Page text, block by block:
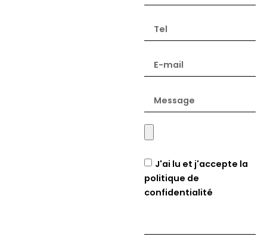
J'ai lu et j'accepte la
politique de
confidentialité